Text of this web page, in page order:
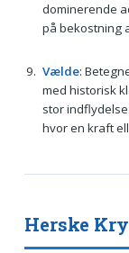
dominerende
på bekostning
Vælde:
med historisk
stor
hvor en kraft
Herske